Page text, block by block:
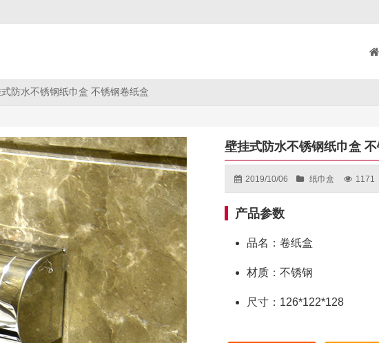
防水不锈钢纸巾盒 不锈钢卷纸盒
壁挂式防水不锈钢纸巾盒
2019/10/06 纸巾盒 1171
产品参数
品名：卷纸盒
材质：不锈钢
尺寸：126*122*128